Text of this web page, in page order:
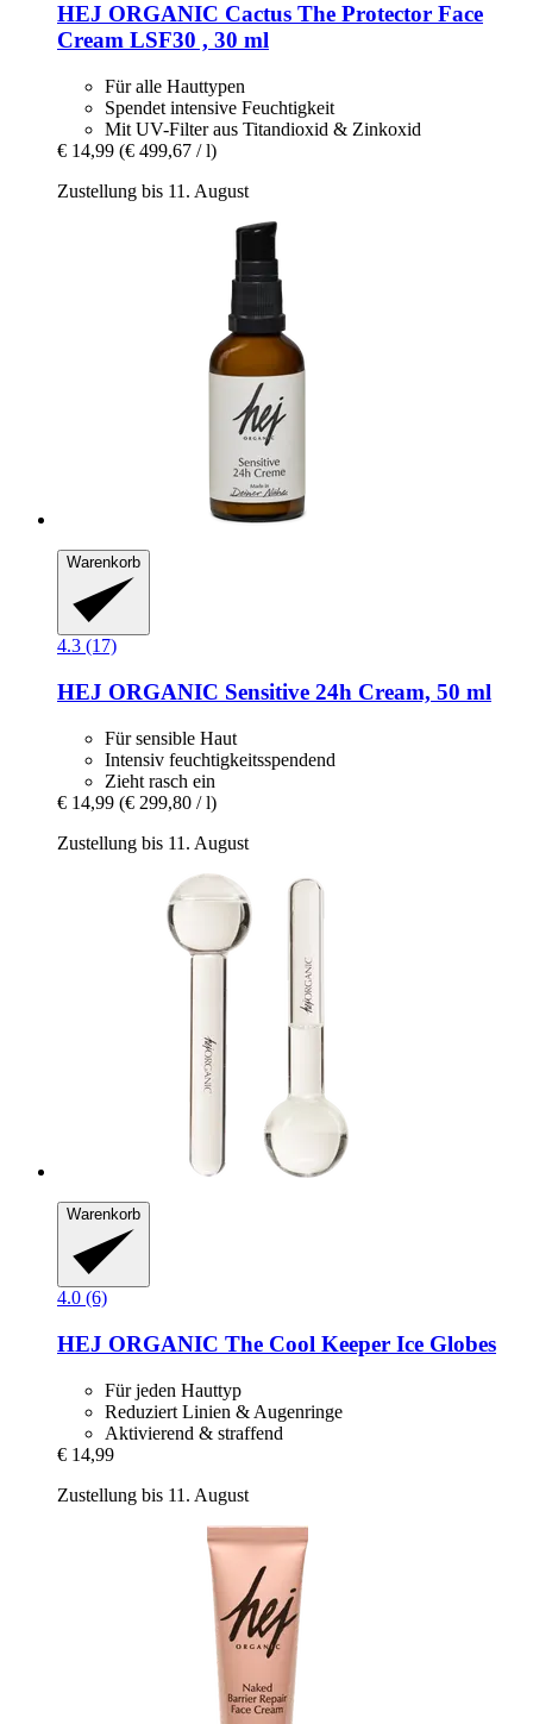
HEJ ORGANIC Cactus The Protector Face
Cream LSF30 , 30 ml
Für alle Hauttypen
Spendet intensive Feuchtigkeit
Mit UV-Filter aus Titandioxid & Zinkoxid
€ 14,99 (€ 499,67 / l)
Zustellung bis 11. August
Warenkorb
4.3 (17)
HEJ ORGANIC Sensitive 24h Cream, 50 ml
Für sensible Haut
Intensiv feuchtigkeitsspendend
Zieht rasch ein
€ 14,99 (€ 299,80 / l)
Zustellung bis 11. August
Warenkorb
4.0 (6)
HEJ ORGANIC The Cool Keeper Ice Globes
Für jeden Hauttyp
Reduziert Linien & Augenringe
Aktivierend & straffend
€ 14,99
Zustellung bis 11. August